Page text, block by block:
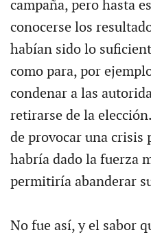
campaña, pero hasta
conocerse los
habían sido lo
como para, por
condenar a las
retirarse de la
de provocar una crisis
habría dado la fuerza
permitiría abanderar
No fue así, y el sabor